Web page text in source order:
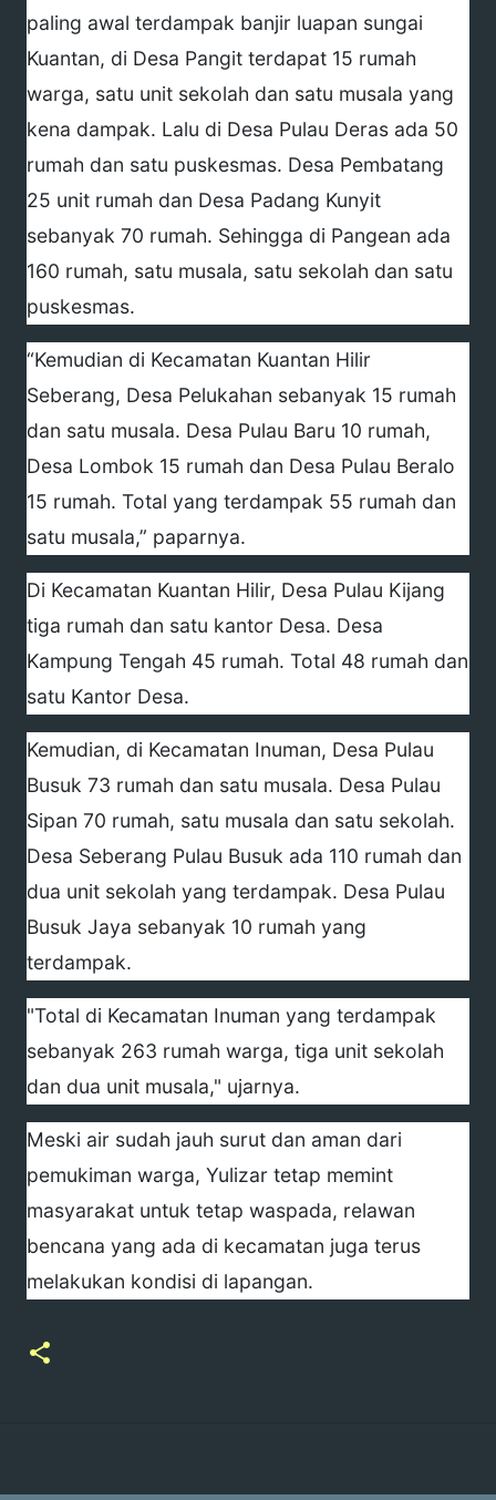
paling awal terdampak banjir luapan sungai
Kuantan, di Desa Pangit terdapat 15 rumah
warga, satu unit sekolah dan satu musala yang
kena dampak. Lalu di Desa Pulau Deras ada 50
rumah dan satu puskesmas. Desa Pembatang
25 unit rumah dan Desa Padang Kunyit
sebanyak 70 rumah. Sehingga di Pangean ada
160 rumah, satu musala, satu sekolah dan satu
puskesmas.
“Kemudian di Kecamatan Kuantan Hilir
Seberang, Desa Pelukahan sebanyak 15 rumah
dan satu musala. Desa Pulau Baru 10 rumah,
Desa Lombok 15 rumah dan Desa Pulau Beralo
15 rumah. Total yang terdampak 55 rumah dan
satu musala,” paparnya.
Di Kecamatan Kuantan Hilir, Desa Pulau Kijang
tiga rumah dan satu kantor Desa. Desa
Kampung Tengah 45 rumah. Total 48 rumah dan
satu Kantor Desa.
Kemudian, di Kecamatan Inuman, Desa Pulau
Busuk 73 rumah dan satu musala. Desa Pulau
Sipan 70 rumah, satu musala dan satu sekolah.
Desa Seberang Pulau Busuk ada 110 rumah dan
dua unit sekolah yang terdampak. Desa Pulau
Busuk Jaya sebanyak 10 rumah yang
terdampak.
"Total di Kecamatan Inuman yang terdampak
sebanyak 263 rumah warga, tiga unit sekolah
dan dua unit musala," ujarnya.
Meski air sudah jauh surut dan aman dari
pemukiman warga, Yulizar tetap memint
masyarakat untuk tetap waspada, relawan
bencana yang ada di kecamatan juga terus
melakukan kondisi di lapangan.